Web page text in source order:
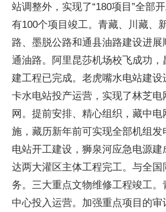
站调整外，实现了“180项目”全部
有100个项目竣工。青藏、川藏、
路、墨脱公路和通县油路建设进
通油路。阿里昆莎机场校飞成功
建工程已完成。老虎嘴水电站建设
卡水电站投产运营，实现了林芝电
网。提前安排、精心组织，藏中
施，藏历新年前可实现全部机组发
电站开工建设，狮泉河应急电源
达两大灌区主体工程完工。与全国
务。三大重点文物维修工程竣工
中心投入运营。加强重点项目的审